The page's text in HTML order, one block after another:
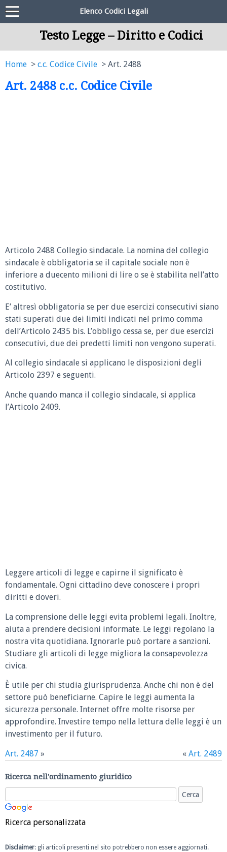
Elenco Codici Legali
Testo Legge – Diritto e Codici
Home c.c. Codice Civile Art. 2488
Art. 2488 c.c. Codice Civile
Articolo 2488 Collegio sindacale. La nomina del collegio
sindacale è obbligatoria se il capitale sociale non è
inferiore a duecento milioni di lire o se è stabilita nell’atto
costitutivo.
E’ altresì obbligatoria se per due esercizi consecutivi siano
stati superati due dei limiti indicati nel primo comma
dell’Articolo 2435 bis. L’obbligo cessa se, per due esercizi
consecutivi, due dei predetti limiti non vengono superati.
Al collegio sindacale si applicano le disposizioni degli
Articolo 2397 e seguenti.
Anche quando manca il collegio sindacale, si applica
l’Articolo 2409.
Leggere articoli di legge e capirne il significato è
fondamentale. Ogni cittadino deve conoscere i propri
diritti e doveri.
La comprensione delle leggi evita problemi legali. Inoltre,
aiuta a prendere decisioni informate. Le leggi regolano la
nostra vita quotidiana. Ignorarle può portare a sanzioni.
Studiare gli articoli di legge migliora la consapevolezza
civica.
È utile per chi studia giurisprudenza. Anche chi non è del
settore può beneficiarne. Capire le leggi aumenta la
sicurezza personale. Internet offre molte risorse per
approfondire. Investire tempo nella lettura delle leggi è un
investimento per il futuro.
Art. 2487 » « Art. 2489
Ricerca nell'ordinamento giuridico
Ricerca personalizzata
Disclaimer: gli articoli presenti nel sito potrebbero non essere aggiornati.